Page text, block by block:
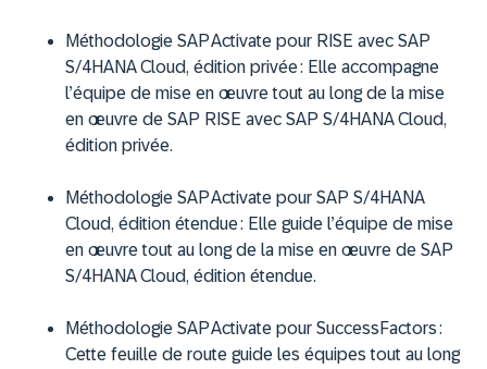
Méthodologie SAP Activate pour RISE avec SAP
S/4HANA Cloud, édition privée : Elle accompagne
l’équipe de mise en œuvre tout au long de la mise
en œuvre de SAP RISE avec SAP S/4HANA Cloud,
édition privée.
Méthodologie SAP Activate pour SAP S/4HANA
Cloud, édition étendue : Elle guide l’équipe de mise
en œuvre tout au long de la mise en œuvre de SAP
S/4HANA Cloud, édition étendue.
Méthodologie SAP Activate pour SuccessFactors :
Cette feuille de route guide les équipes tout au long